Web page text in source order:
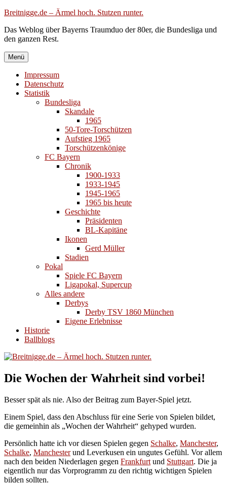
Zum
springen
Breitnigge.de – Ärmel hoch. Stutzen runter.
Das Weblog über Bayerns Traumduo der 80er, die Bundesliga und
den ganzen Rest.
Menü
Impressum
Datenschutz
Statistik
Bundesliga
Skandale
1965
50-Tore-Torschützen
Aufstieg 1965
Torschützenkönige
FC Bayern
Chronik
1900-1933
1933-1945
1945-1965
1965 bis heute
Geschichte
Präsidenten
BL-Kapitäne
Ikonen
Gerd Müller
Stadien
Pokal
Spiele FC Bayern
Ligapokal, Supercup
Alles andere
Derbys
Derby TSV 1860 München
Eigene Erlebnisse
Historie
Ballblogs
Die Wochen der Wahrheit sind vorbei!
Besser spät als nie. Also der Beitrag zum Bayer-Spiel jetzt.
Einem Spiel, dass den Abschluss für eine Serie von Spielen bildet,
die gemeinhin als „Wochen der Wahrheit“ gehyped wurden.
Persönlich hatte ich vor diesen Spielen gegen Schalke, Manchester,
Schalke, Manchesterund Leverkusen ein ungutes Gefühl. Vor allem
nach den beiden Niederlagen gegen Frankfurt und Stuttgart. Die ja
eigentlich nur das Vorprogramm zu den richtig wichtigen Spielen
bilden sollten.